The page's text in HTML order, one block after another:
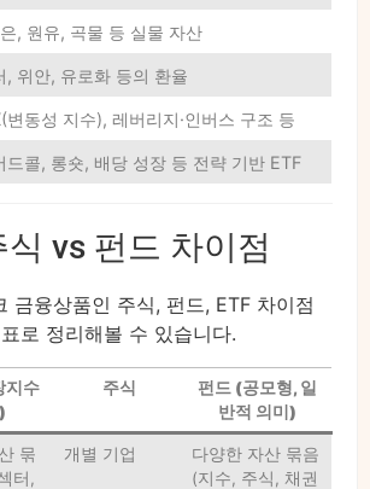
, 원유, 곡물 등 실물 자산
, 위안, 유로화 등의 환율
변동성 지수), 레버리지·인버스 구조 등
드콜, 롱숏, 배당 성장 등 전략 기반 ETF
식 vs 펀드 차이점
금융상품인 주식, 펀드, ETF 차이점
로 정리해볼 수 있습니다.
지수
주식
펀드 (공모형, 일
반적 의미)
묶
터,
개별 기업
다양한 자산 묶음
(지수, 주식, 채권